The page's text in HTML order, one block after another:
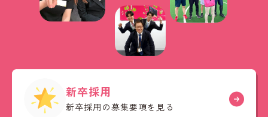
新卒採用
新卒採用の募集要項を見る